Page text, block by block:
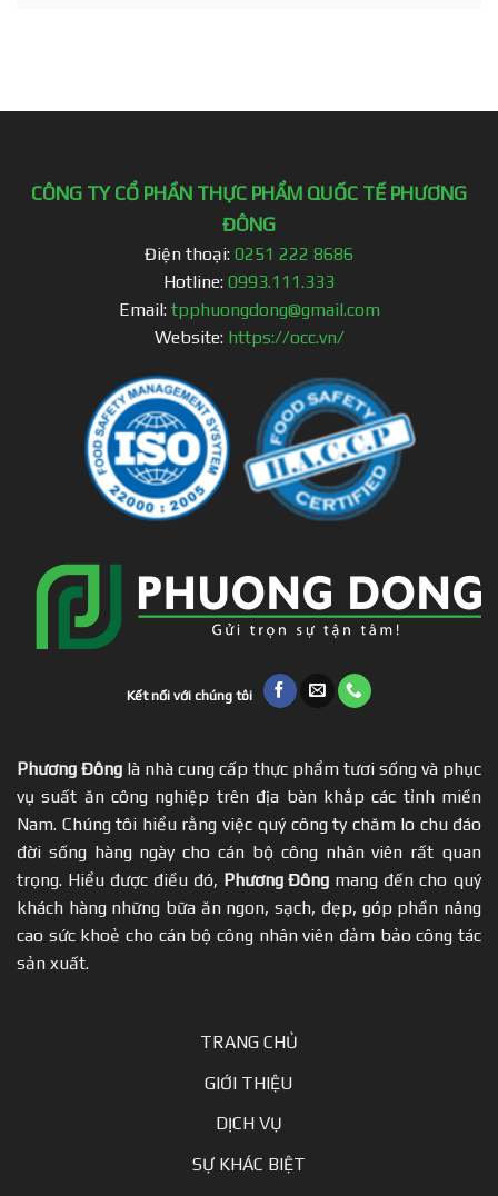
CÔNG TY CỔ PHẦN THỰC PHẨM QUỐC TẾ PHƯƠNG
ĐÔNG
Điện thoại: 0251 222 8686
Hotline: 0993.111.333
Email: tpphuongdong@gmail.com
Website: https://occ.vn/
Kết nối với chúng tôi
Phương Đông là nhà cung cấp thực phẩm tươi sống và phục
vụ suất ăn công nghiệp trên địa bàn khắp các tỉnh miền
Nam. Chúng tôi hiểu rằng việc quý công ty chăm lo chu đáo
đời sống hàng ngày cho cán bộ công nhân viên rất quan
trọng. Hiểu được điều đó, Phương Đông mang đến cho quý
khách hàng những bữa ăn ngon, sạch, đẹp, góp phần nâng
cao sức khoẻ cho cán bộ công nhân viên đảm bảo công tác
sản xuất.
TRANG CHỦ
GIỚI THIỆU
DỊCH VỤ
SỰ KHÁC BIỆT